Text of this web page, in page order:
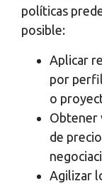
políticas
posible:
Aplicar
por
o
Obtener
de
Agilizar